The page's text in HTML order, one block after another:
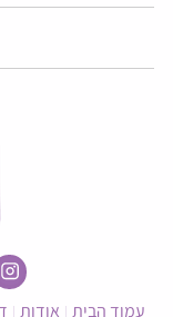
עמוד הבית אודות